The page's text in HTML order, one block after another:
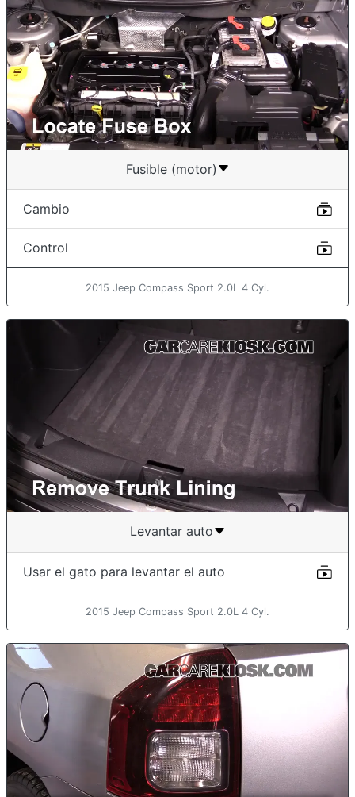
Fusible (motor)
Cambio
Control
2015 Jeep Compass Sport 2.0L 4 Cyl.
Levantar auto
Usar el gato para levantar el auto
2015 Jeep Compass Sport 2.0L 4 Cyl.